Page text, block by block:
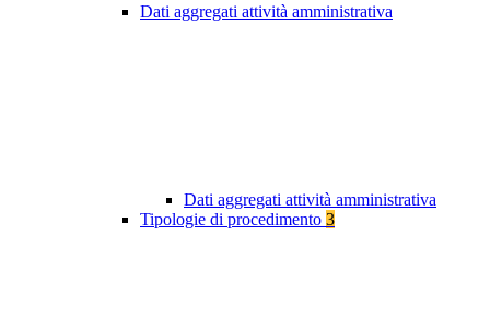
Dati aggregati attività amministrativa
Dati aggregati attività amministrativa
Tipologie di procedimento 3